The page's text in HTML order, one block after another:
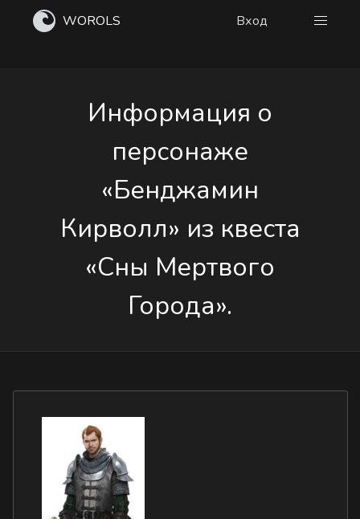
WOROLS Вход
Информация о
персонаже
«Бенджамин
Кирволл» из квеста
«Сны Мертвого
Города».